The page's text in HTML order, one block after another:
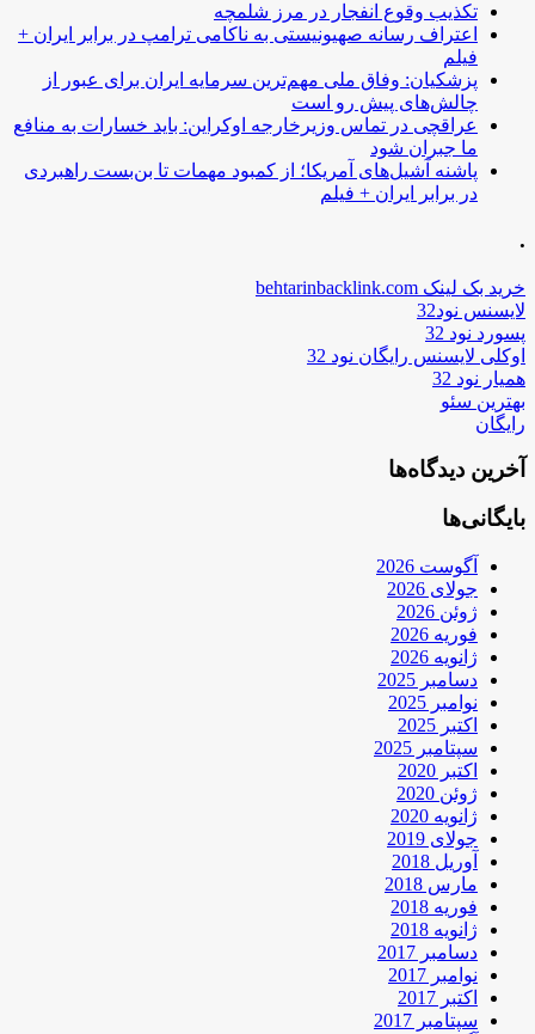
تکذیب وقوع انفجار در مرز شلمچه
اعتراف رسانه صهیونیستی به ناکامی ترامپ در برابر ایران +
فیلم
پزشکیان: وفاق ملی مهم‌ترین سرمایه ایران برای عبور از
چالش‌های پیش رو است
عراقچی در تماس وزیرخارجه اوکراین: باید خسارات به منافع
ما جبران شود
پاشنه آشیل‌های آمریکا؛ از کمبود مهمات تا بن‌بست راهبردی
در برابر ایران + فیلم
.
خرید بک لینک behtarinbacklink.com
لایسنس نود32
پسورد نود 32
اوکلی لایسنس رایگان نود 32
همیار نود 32
بهترین سئو
رایگان
آخرین دیدگاه‌ها
بایگانی‌ها
آگوست 2026
جولای 2026
ژوئن 2026
فوریه 2026
ژانویه 2026
دسامبر 2025
نوامبر 2025
اکتبر 2025
سپتامبر 2025
اکتبر 2020
ژوئن 2020
ژانویه 2020
جولای 2019
آوریل 2018
مارس 2018
فوریه 2018
ژانویه 2018
دسامبر 2017
نوامبر 2017
اکتبر 2017
سپتامبر 2017